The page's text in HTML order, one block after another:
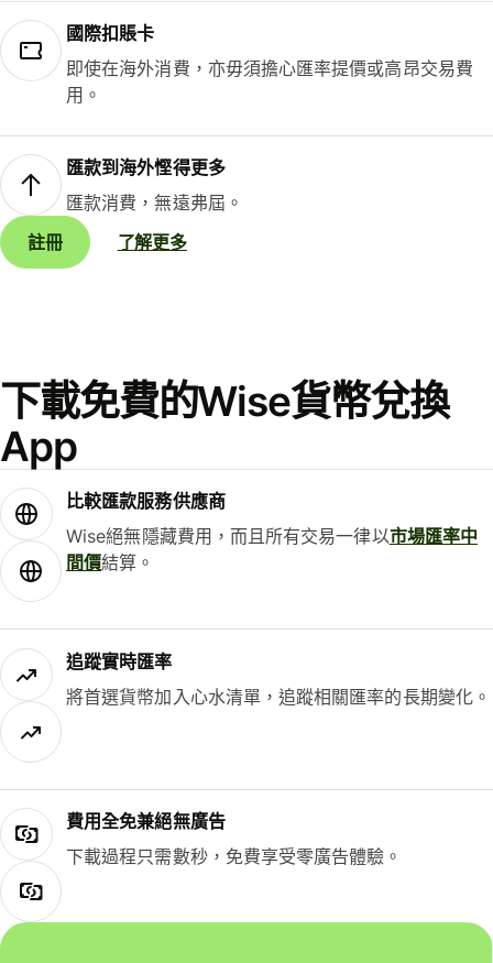
國際扣賬卡
即使在海外消費，亦毋須擔心匯率提價或高昂交易費
用。
匯款到海外慳得更多
匯款消費，無遠弗屆。
註冊
了解更多
下載免費的Wise貨幣兌換
App
比較匯款服務供應商
Wise絕無隱藏費用，而且所有交易一律以市場匯率中
間價結算。
追蹤實時匯率
將首選貨幣加入心水清單，追蹤相關匯率的長期變化。
費用全免兼絕無廣告
下載過程只需數秒，免費享受零廣告體驗。